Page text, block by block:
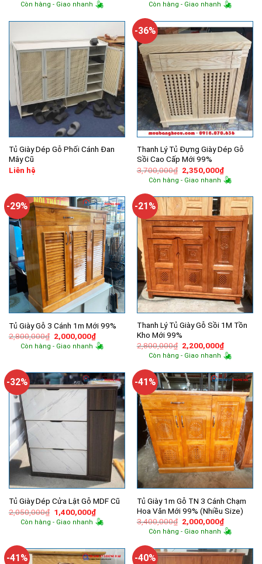
là:
tại
1,650,000₫.
Còn hàng - Giao nhanh
là:
tại
600,000₫.
Còn hàng - Giao nhanh
Tủ Giày Dép Gỗ Phối Cánh Đan
Mây Cũ
Liên hệ
-36%
Thanh Lý Tủ Đựng Giày Dép Gỗ
Sồi Cao Cấp Mới 99%
3,700,000₫ Giá
gốc
là:
2,350,000₫Giá
hiện
tại
Còn hàng - Giao nhanh
-29%
Tủ Giày Gỗ 3 Cánh 1m Mới 99%
2,800,000₫ Giá
gốc
là:
2,000,000₫Giá
hiện
tại
Còn hàng - Giao nhanh
-21%
Thanh Lý Tủ Giày Gỗ Sồi 1M Tồn
Kho Mới 99%
2,800,000₫ Giá
gốc
là:
2,200,000₫Giá
hiện
tại
Còn hàng - Giao nhanh
-32%
Tủ Giày Dép Cửa Lật Gỗ MDF Cũ
2,050,000₫ Giá
gốc
là:
1,400,000₫Giá
hiện
tại
Còn hàng - Giao nhanh
-41%
Tủ Giày 1m Gỗ TN 3 Cánh Chạm
Hoa Văn Mới 99% (Nhiều Size)
3,400,000₫ Giá
gốc
là:
2,000,000₫Giá
hiện
tại
Còn hàng - Giao nhanh
-41% -40%